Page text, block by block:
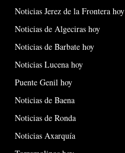
Noticias Jerez de la Frontera hoy
Noticias de Algeciras hoy
Noticias de Barbate hoy
Noticias Lucena hoy
Puente Genil hoy
Noticias de Baena
Noticias de Ronda
Noticias Axarquía